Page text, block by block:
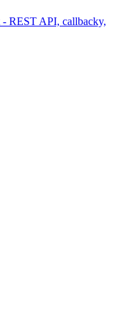
REST API, callbacky,